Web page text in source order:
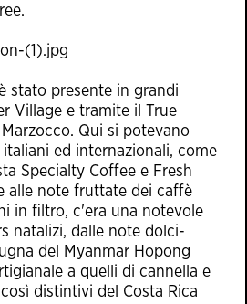
stato presente in grandi
Village e tramite il True
Qui si potevano
ed internazionali, come
Specialty Coffee e Fresh
alle note fruttate dei caffè
in filtro, c'era una notevole
natalizi, dalle note dolci-
del Myanmar Hopong
a quelli di cannella e
distintivi del Costa Rica